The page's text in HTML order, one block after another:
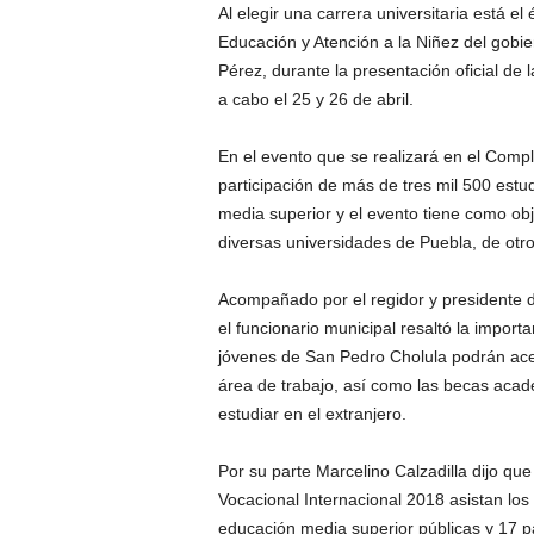
Al elegir una carrera universitaria está el
Educación y Atención a la Niñez del
Pérez, durante la presentación oficial de
a cabo el 25 y 26 de abril.
En el evento que se realizará en el
participación de más de tres mil 500
media superior y el evento tiene como
diversas universidades de Puebla, de
Acompañado por el regidor y presidente
el funcionario municipal resaltó la
jóvenes de San Pedro Cholula podrán
área de trabajo, así como las becas
estudiar en el extranjero.
Por su parte Marcelino Calzadilla dijo
Vocacional Internacional 2018 asistan
educación media superior públicas y 17